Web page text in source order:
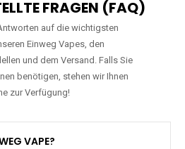
FRAGEN (FAQ)
auf die wichtigsten
Einweg Vapes, den
und dem Versand. Falls Sie
benötigen, stehen wir Ihnen
zur Verfügung!
VAPE?